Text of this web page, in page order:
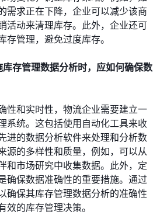
需求正在下降，企业可以减少该商
活动来清理库存。此外，企业还可
管理，避免过度库存。
存管理数据分析时，应如何确保数
性和实时性，物流企业需要建立一
系统。这包括使用自动化工具来收
进的数据分析软件来处理和分析数
源的多样性和质量，例如，可以从
和市场研究中收集数据。此外，定
确保数据准确性的重要措施。通过
确保其库存管理数据分析的准确性
的库存管理决策。